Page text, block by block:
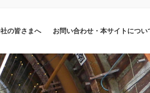
の皆さまへ お問い合わせ・本サイトについ